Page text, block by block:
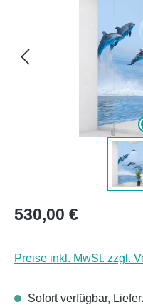
Regulärer Preis:
530,00 €
Preise inkl. MwSt. zzgl.
Sofort verfügbar,